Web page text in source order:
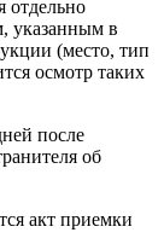
отдельно
указанным в
(место, тип
осмотр таких
после
об
акт приемки